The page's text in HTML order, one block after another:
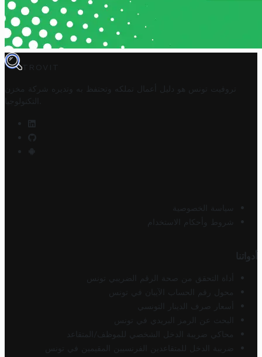
TROVIT
تروفيت تونس هو دليل أعمال تملكه وتحتفظ به وتديره
شركة مخزن
التكنولوجيا
سياسة الخصوصية
شروط وأحكام الاستخدام
أدواتنا
أداة التحقق من صحة الرقم الضريبي تونس
محول رقم الحساب الآيبان في تونس
أسعار صرف الدينار التونسي
البحث عن الرمز البريدي في تونس
محاكي ضريبة الدخل الشخصي للموظف/المتقاعد
ضريبة الدخل للمتقاعدين الفرنسيين المقيمين في تونس